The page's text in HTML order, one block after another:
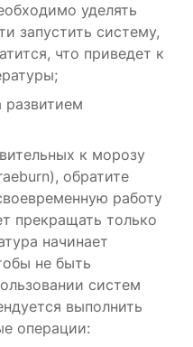
уделять
запустить систему,
что приведет к
развитием
к морозу
обратите
работу
прекращать только
начинает
не быть
систем
выполнить
операции: